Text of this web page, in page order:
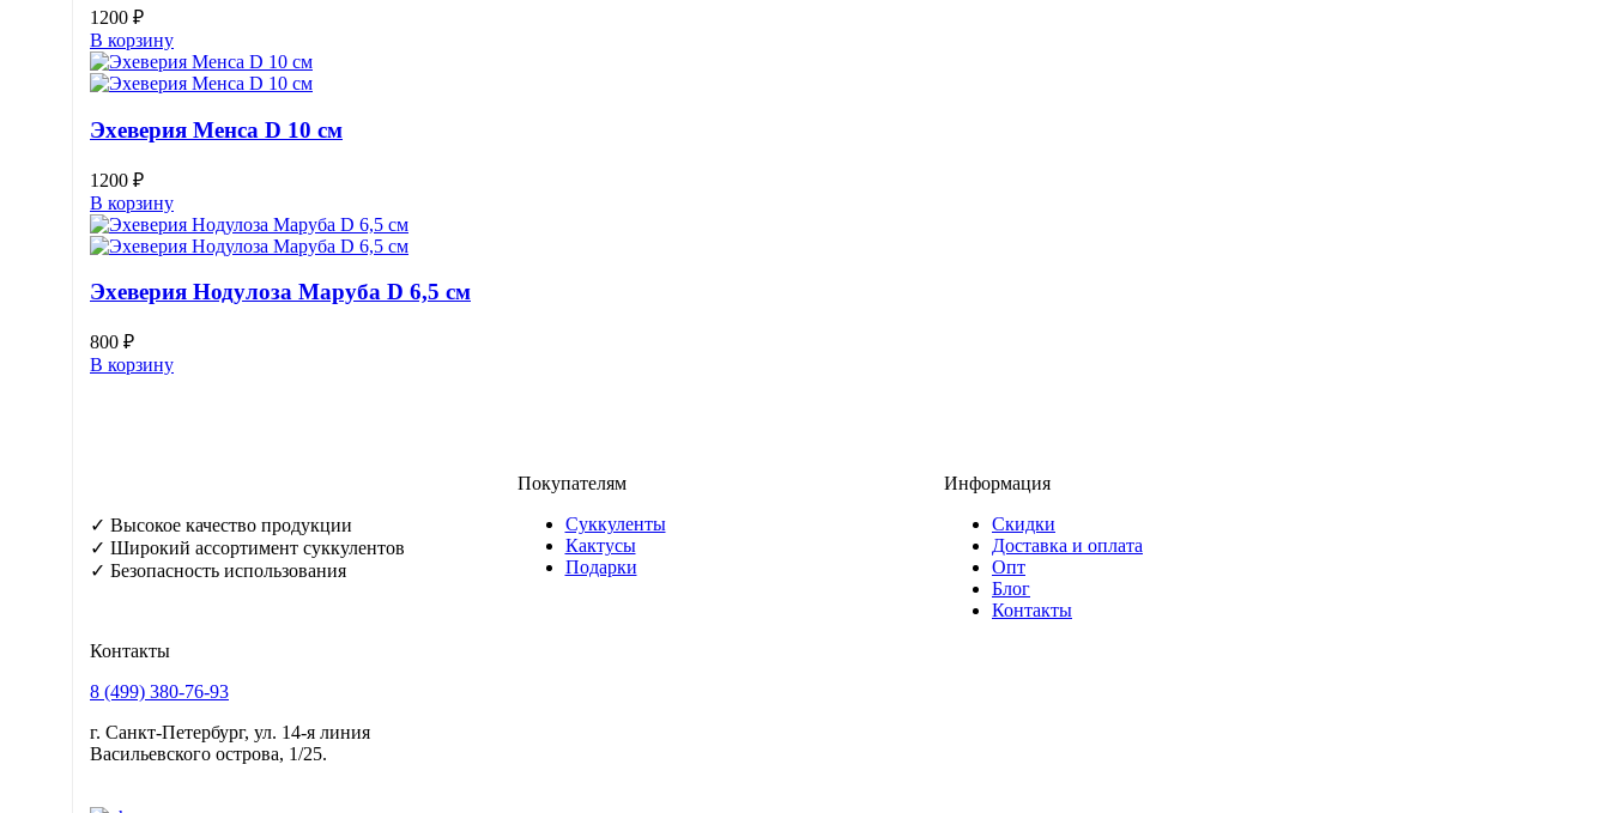
1200 ₽
В корзину
Эхеверия Менса D 10 см
1200 ₽
В корзину
Эхеверия Нодулоза Маруба D 6,5 см
800 ₽
В корзину
✓ Высокое качество продукции
✓ Широкий ассортимент суккулентов
✓ Безопасность использования
Покупателям
Суккуленты
Кактусы
Подарки
Информация
Скидки
Доставка и оплата
Опт
Блог
Контакты
Контакты
8 (499) 380-76-93
г. Санкт-Петербург, ул. 14-я линия
Васильевского острова, 1/25.